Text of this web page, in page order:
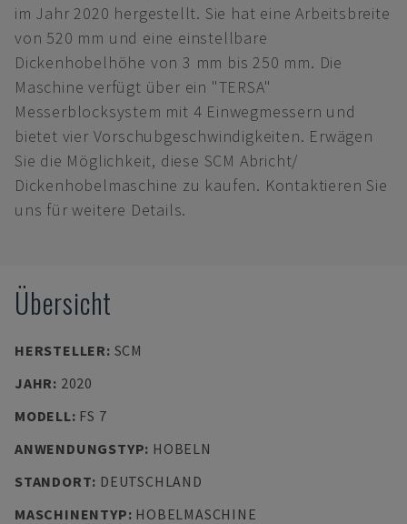
im Jahr 2020 hergestellt. Sie hat eine Arbeitsbreite
von 520 mm und eine einstellbare
Dickenhobelhöhe von 3 mm bis 250 mm. Die
Maschine verfügt über ein "TERSA"
Messerblocksystem mit 4 Einwegmessern und
bietet vier Vorschubgeschwindigkeiten. Erwägen
Sie die Möglichkeit, diese SCM Abricht/
Dickenhobelmaschine zu kaufen. Kontaktieren Sie
uns für weitere Details.
Übersicht
HERSTELLER: SCM
JAHR: 2020
MODELL: FS 7
ANWENDUNGSTYP: HOBELN
STANDORT: DEUTSCHLAND
MASCHINENTYP: HOBELMASCHINE